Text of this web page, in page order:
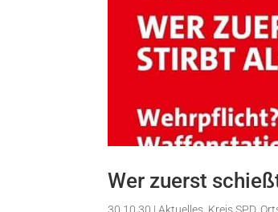
Wer zuerst
30.10.30 |Aktuelles Kreis SPD,